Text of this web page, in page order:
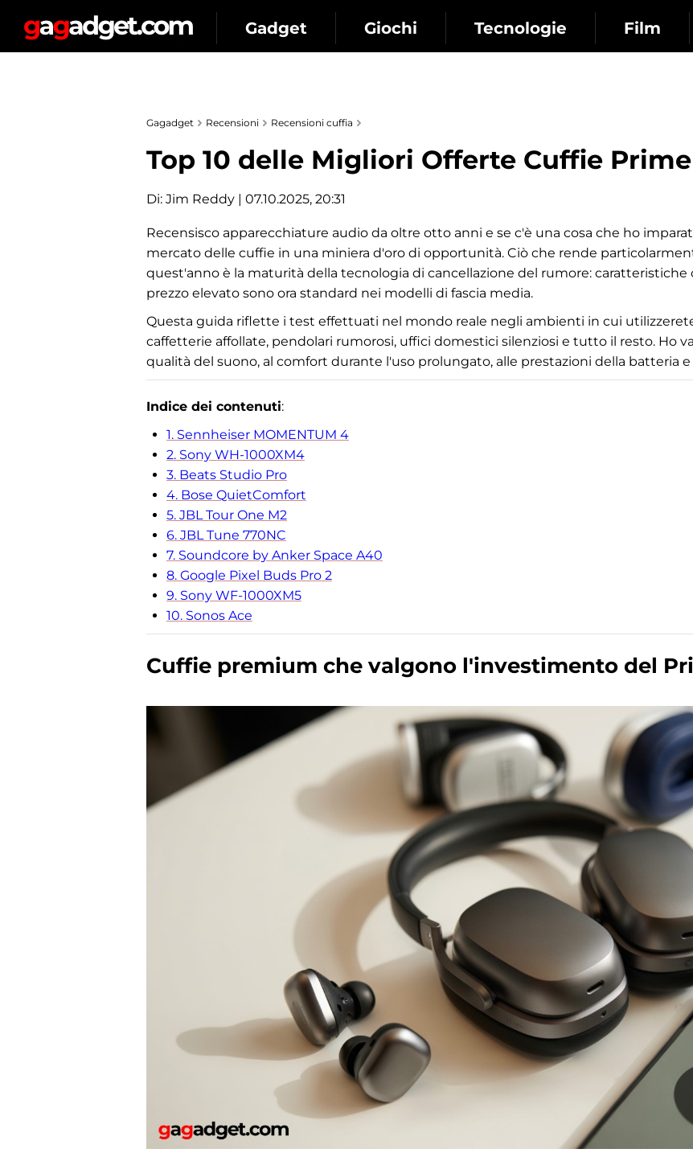
Gadget Giochi Tecnologie Film
Gagadget Recensioni Recensioni cuffia
Top 10 delle Migliori Offerte Cuffie Prime
Di: Jim Reddy | 07.10.2025, 20:31
Recensisco apparecchiature audio da oltre otto anni e se c'è una cosa che ho
mercato delle cuffie in una miniera d'oro di opportunità. Ciò che rende
quest'anno è la maturità della tecnologia di cancellazione del rumore: caratteristiche
prezzo elevato sono ora standard nei modelli di fascia media.
Questa guida riflette i test effettuati nel mondo reale negli ambienti in cui
caffetterie affollate, pendolari rumorosi, uffici domestici silenziosi e tutto il resto. Ho
qualità del suono, al comfort durante l'uso prolungato, alle prestazioni della batteria
Indice dei contenuti:
1. Sennheiser MOMENTUM 4
2. Sony WH-1000XM4
3. Beats Studio Pro
4. Bose QuietComfort
5. JBL Tour One M2
6. JBL Tune 770NC
7. Soundcore by Anker Space A40
8. Google Pixel Buds Pro 2
9. Sony WF-1000XM5
10. Sonos Ace
Cuffie premium che valgono l'investimento del